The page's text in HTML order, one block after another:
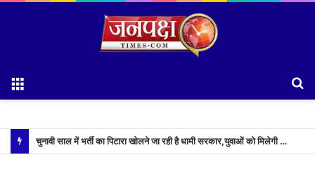
चुनावी साल में भर्ती का पिटारा खोलने जा रही है धामी सरकार,युवाओं को मिलेगी 34 हजार रिकॉर्ड भर्तियों की सौगात